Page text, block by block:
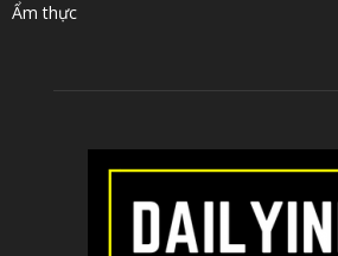
Ẩm thực